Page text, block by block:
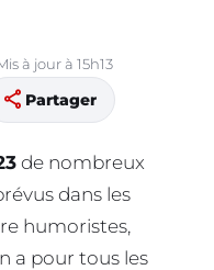
à jour à 15h13
share Partager
de nombreux
dans les
humoristes,
a pour tous les